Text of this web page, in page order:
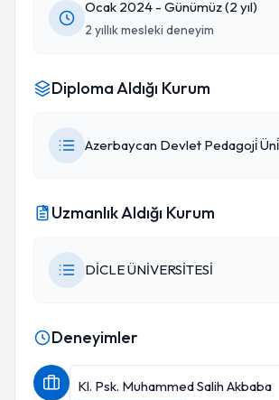
Ocak 2024 - Günümüz (2 yıl)
2 yıllık mesleki deneyim
Diploma Aldığı Kurum
Azerbaycan Devlet Pedagoji̇
Uzmanlık Aldığı Kurum
DİCLE ÜNİVERSİTESİ
Deneyimler
Kl. Psk. Muhammed Salih Akbaba